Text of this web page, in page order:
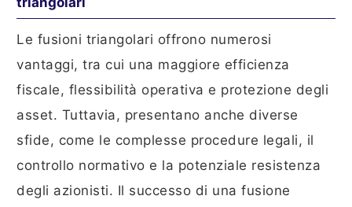
Le fusioni triangolari offrono numerosi
vantaggi, tra cui una maggiore efficienza
fiscale, flessibilità operativa e protezione degli
asset. Tuttavia, presentano anche diverse
sfide, come le complesse procedure legali, il
controllo normativo e la potenziale resistenza
degli azionisti. Il successo di una fusione